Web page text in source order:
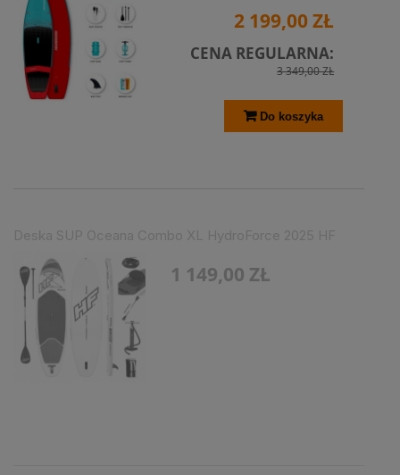
2 199,00 ZŁ
CENA REGULARNA:
3 349,00 ZŁ
Do koszyka
1 149,00 ZŁ